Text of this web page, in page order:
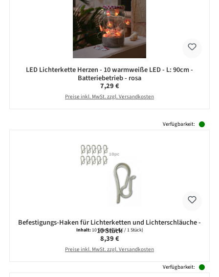
LED Lichterkette Herzen - 10 warmweiße LED - L: 90cm -
Batteriebetrieb - rosa
Regulärer Preis:
7,29 €
Preise inkl. MwSt. zzgl. Versandkosten
Verfügbarkeit:
Befestigungs-Haken für Lichterketten und Lichterschläuche -
10 Stück
Inhalt:10 Stück(0,84 € / 1 Stück)
Regulärer Preis:
8,39 €
Preise inkl. MwSt. zzgl. Versandkosten
Verfügbarkeit: